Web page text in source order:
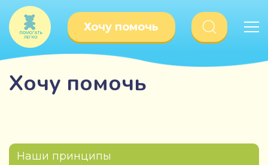
Хочу помочь
Хочу помочь
Наши принципы